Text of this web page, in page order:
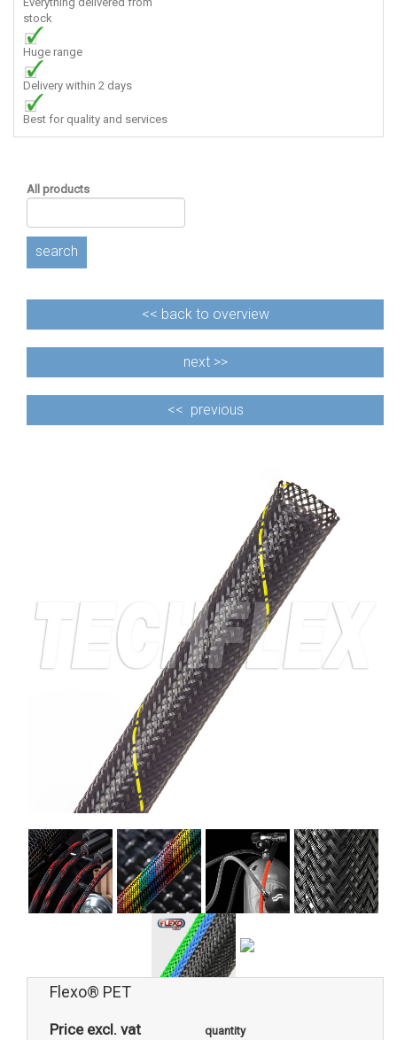
stock
Huge range
Delivery within 2 days
Best for quality and services
All products
search
<< back to overview
next >>
<< previous
Flexo® PET
Price excl. vat quantity